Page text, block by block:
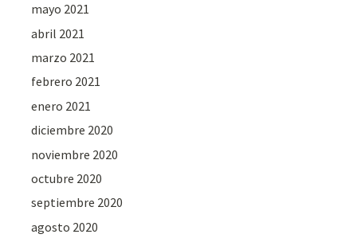
mayo 2021
abril 2021
marzo 2021
febrero 2021
enero 2021
diciembre 2020
noviembre 2020
octubre 2020
septiembre 2020
agosto 2020